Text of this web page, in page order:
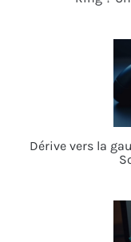
Dérive vers la